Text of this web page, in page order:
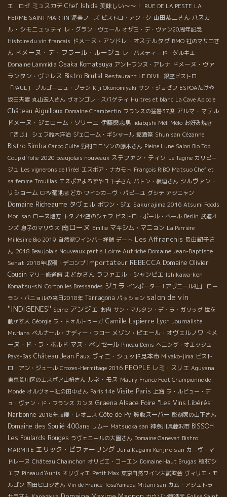
エ ロゼ ミュスカデ Chef Ishida 美味しい～～！ RUE DE LA PESTE LA
FERME SAINT MARTIN 渥美フーズ ビストロ・アン・ク 山田恭二さん パスカ
ル・シモニュッティ レ・グラン・ヴェール オザミ・デ・ヴァン20周年記念
Histoire du vin francais ドメーヌ・アンドレ・オステルタグ BMO 社のマサコさ
ん ドメーヌ・デ・フラール・ルージュ レ・バスティード・ダルキエ
Domaine Lammidia Osaka Komatsuya アントワンヌ・アレナ ドメーヌ・ヴァ
ランタン・ヴァレス Bistro Brutal Restaurant LE DIVIL 銀座ビストロ
「PAUL」
ブルゴーニュ・ブラン Kiji Okonomiyaki サン・ジョゼフ ESPOAたけや
坂田夫妻 丸山宏人さん ヴォンゴレ・スパゲティ Huitres et blanc La Cave Apicole
Château Aiguilloux Domaine Chambertin フランスの猛暑37度 アルマ・マテル
ドメーヌ・ジェローム・ソリーニ 伊藤與志男 Iidabqshi Méli Mélo お好み焼き
「きじ」
シェフ鈴木洋治 ジェローム・ギシャール 銘酒祭 Shun san Cézanne
Bistro Simba Carbo Culte 野村ユニソンの藤木さん Pleine Lune Salon Bio Top
Coup d'folie 2020 beaujolais nouveaux ステファン・ティソ Le Tagine カリピー
ジュ Les vignerons de l'iréel エスポア・ナカモト François RIBO Matsuo Chef et
sa femme Trouillas エスポアよろずやユキ子さん バトン・板垣さん シルヴァン・
リショーム CPV菊池まどか ワインカーヴ・パピーユ グシテ アシニャン
Domaine Richeaume タヴェル ポワン・ジェ Sakurajima 2016 Atsumi Foods
Mori san ローヌ地方 キタノセ店のシェフ ビストロ・ポール・ベール Berlin 武道オ
ンズ 息子のマリウス 南ローヌ Emilie マキシム・マニョン La Perrière
Millésime Bio 2019 自然派ワインバー祥瑞 デート Les Affranchis 長由紀子さ
ん 2018 Beaujolais Nouveaux partis Loirre Autriche Domaine Jean-Baptiste
Senat 2018年収穫・デコンブ Importateur REBECCA Domaine Olivier
Cousin マリー修道僧 まどかさん ラファエル・シャンピエ Ishikawa-ken
Komatsu-shi Corton les Bressandes ジュラ インポーター「アヴニール社」
ロー
ラン・バニョルの来日2018年 Tarragona パッション salon de vin
''INDIGENES'' Seine アンジェ お肉 サン・マルタン・デ・ラ・ガリッグ 世を
動かす人 Géorgie ラ・トォルトゥーガ Camille Lapierre Lyon Journaliste
Mr.Hans ベルナール・ナディー・フコー メゾン・ピエール・オヴェルノワ ドメ
ーヌ・ド・ラ・ボルド マス・ぺリセール Pineau Denis へニング・オエッシュ
Pays-Bas Château Jean Faux ヴィニ・シュッド見本市 Miyako-jima ビスト
ロ・アン・ジュール Crozes-Hermitage 2016 PEOPLE レミ・スリエ Aguyana
東京荒川区のエスポア山枡さん ルネ・モス Maury France Foot Championne de
Monde オルヴォー社の田中さん Paris 14e Visite Paris 上海 ラ・ルビュー・デ
ュ・ヴァン・ド・フランス カンヌ Graena Alsace Foire "Les Vins Libérés"
Narbonne 2018年収穫・レオニス Côte de Py 質販スーパー 彫刻家の山下さん
Domaine des Soulié 400ans リムー Matsuoka san 神奈川県藤沢市 BISSOH
Les Foulards Rouges ラヴェニールの大園さん Domaine Ganevat Bistro
MARMITE エリック・ピファーリング Jura Kagami Kenjiro san カーヴ・マ
ドレーヌ Château Chainchon オリビエ・コーエン Domaine Haut Brugas 植村シ
ェフ Pineau d'Aunis オリヴィエ Petit Max 東京自然ワイン大試飲会 ヴィリエ・モ
ルゴン 岡田ヒロシさん Vin de France TosaYamada Mitani san カム・アシュトラ